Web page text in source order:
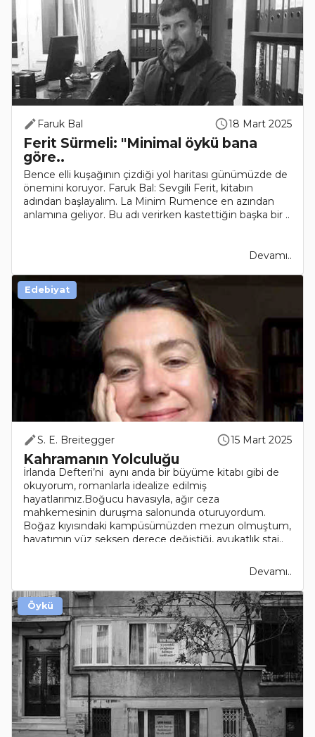
Faruk Bal 18 Mart 2025
Ferit Sürmeli: "Minimal öykü bana
göre..
Bence elli kuşağının çizdiği yol haritası günümüzde de
önemini koruyor. Faruk Bal: Sevgili Ferit, kitabın
adından başlayalım. La Minim Rumence en azından
anlamına geliyor. Bu adı verirken kastettiğin başka bir ..
Devamı..
S. E. Breitegger 15 Mart 2025
Kahramanın Yolculuğu
İrlanda Defteri’ni aynı anda bir büyüme kitabı gibi de
okuyorum, romanlarla idealize edilmiş
hayatlarımız.Boğucu havasıyla, ağır ceza
mahkemesinin duruşma salonunda oturuyordum.
Boğaz kıyısındaki kampüsümüzden mezun olmuştum,
hayatımın yüz seksen derece değiştiği, avukatlık staj..
Devamı..
Edebiyat
Öykü